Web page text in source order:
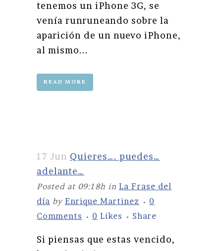
tenemos un iPhone 3G, se
venía runruneando sobre la
aparición de un nuevo iPhone,
al mismo...
READ MORE
17 Jun Quieres…. puedes…
adelante…
Posted at 09:18h in La Frase del
día by Enrique Martinez
0
Comments
0 Likes Share
Si piensas que estas vencido,